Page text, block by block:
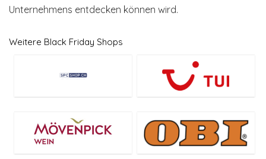
Unternehmens entdecken können wird.
Weitere Black Friday Shops